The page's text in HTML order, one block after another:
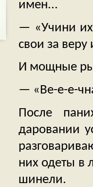
имен...
— «Учини
свои за
И мощные
— «Ве-е-е-
После
даровании
них одеты в
шинели.